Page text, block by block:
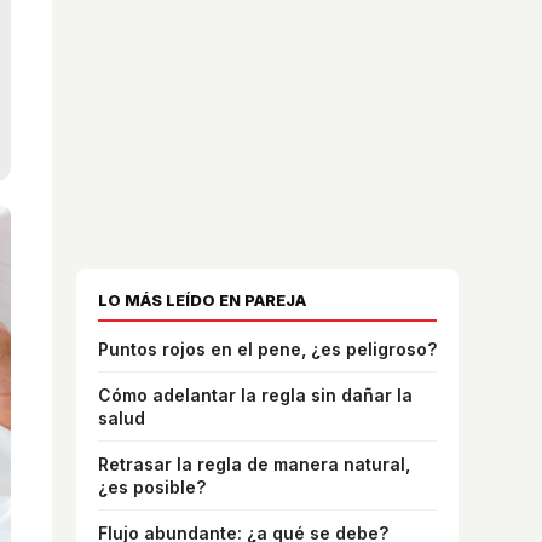
LO MÁS LEÍDO EN PAREJA
Puntos rojos en el pene, ¿es peligroso?
Cómo adelantar la regla sin dañar la
salud
Retrasar la regla de manera natural,
¿es posible?
Flujo abundante: ¿a qué se debe?